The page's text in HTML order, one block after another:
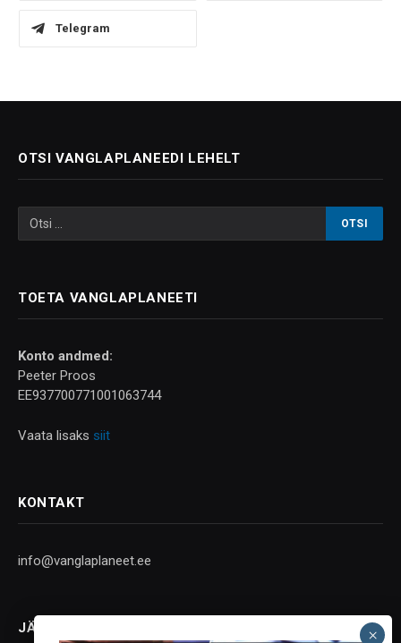
Telegram
OTSI VANGLAPLANEEDI LEHELT
TOETA VANGLAPLANEETI
Konto andmed:
Peeter Proos
EE937700771001063744
Vaata lisaks siit
KONTAKT
info@vanglaplaneet.ee
JÄLGI SOTSIAALMEEDIAS